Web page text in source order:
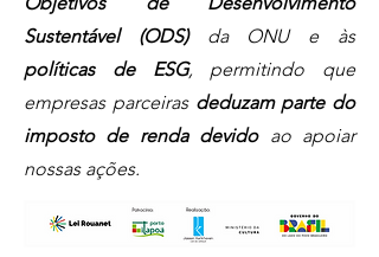
Sustentável (ODS)da ONU e às
políticas de ESG, permitindo que
empresas parceiras deduzam parte do
imposto de renda devidoao apoiar
nossas ações.